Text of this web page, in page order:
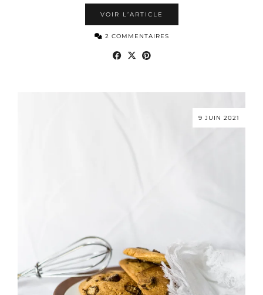
VOIR L’ARTICLE
2 COMMENTAIRES
9 JUIN 2021